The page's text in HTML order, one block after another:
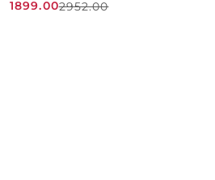
Cena
1899.00
Cena
2952.00